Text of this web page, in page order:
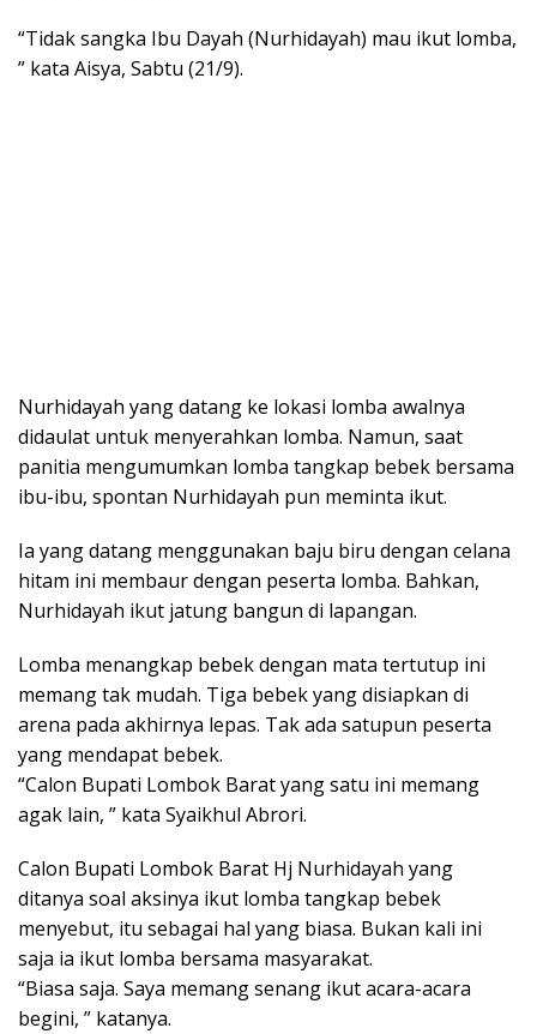
“Tidak sangka Ibu Dayah (Nurhidayah) mau ikut lomba,
” kata Aisya, Sabtu (21/9).
Nurhidayah yang datang ke lokasi lomba awalnya
didaulat untuk menyerahkan lomba. Namun, saat
panitia mengumumkan lomba tangkap bebek bersama
ibu-ibu, spontan Nurhidayah pun meminta ikut.
Ia yang datang menggunakan baju biru dengan celana
hitam ini membaur dengan peserta lomba. Bahkan,
Nurhidayah ikut jatung bangun di lapangan.
Lomba menangkap bebek dengan mata tertutup ini
memang tak mudah. Tiga bebek yang disiapkan di
arena pada akhirnya lepas. Tak ada satupun peserta
yang mendapat bebek.
“Calon Bupati Lombok Barat yang satu ini memang
agak lain, ” kata Syaikhul Abrori.
Calon Bupati Lombok Barat Hj Nurhidayah yang
ditanya soal aksinya ikut lomba tangkap bebek
menyebut, itu sebagai hal yang biasa. Bukan kali ini
saja ia ikut lomba bersama masyarakat.
“Biasa saja. Saya memang senang ikut acara-acara
begini, ” katanya.